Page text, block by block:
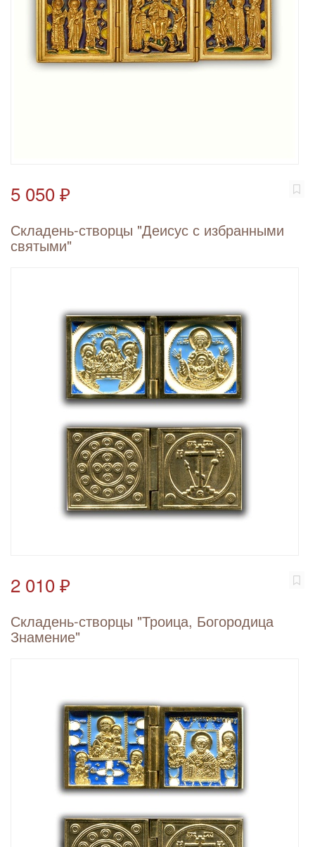
5 050 ₽
Складень-створцы "Деисус с избранными
святыми"
2 010 ₽
Складень-створцы "Троица, Богородица
Знамение"